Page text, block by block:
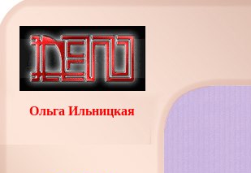
Ольга Ильницкая